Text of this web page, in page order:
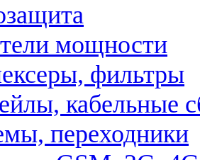
мощности
фильтры
кабельные
переходники